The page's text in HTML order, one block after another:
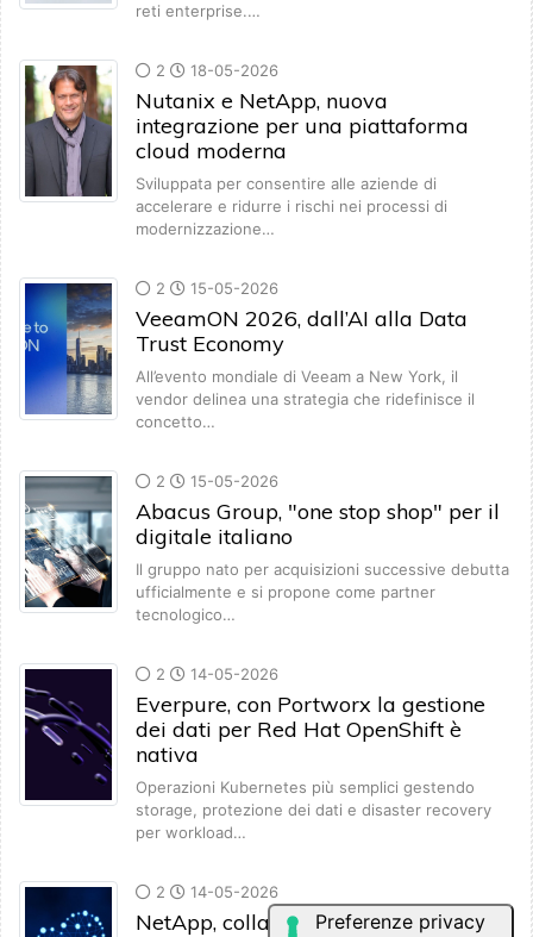
reti enterprise.…
2 18-05-2026
Nutanix e NetApp, nuova
integrazione per una piattaforma
cloud moderna
Sviluppata per consentire alle aziende di
accelerare e ridurre i rischi nei processi di
modernizzazione…
2 15-05-2026
VeeamON 2026, dall’AI alla Data
Trust Economy
All’evento mondiale di Veeam a New York, il
vendor delinea una strategia che ridefinisce il
concetto…
2 15-05-2026
Abacus Group, "one stop shop" per il
digitale italiano
Il gruppo nato per acquisizioni successive debutta
ufficialmente e si propone come partner
tecnologico…
2 14-05-2026
Everpure, con Portworx la gestione
dei dati per Red Hat OpenShift è
nativa
Operazioni Kubernetes più semplici gestendo
storage, protezione dei dati e disaster recovery
per workload…
2 14-05-2026
NetApp, collaborazione con Red Hat